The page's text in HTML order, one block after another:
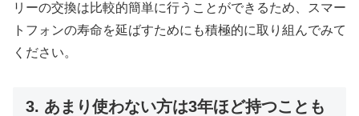
リーの交換は比較的簡単に行うことができるため、スマー
トフォンの寿命を延ばすためにも積極的に取り組んでみて
ください。
3. あまり使わない方は3年ほど持つことも